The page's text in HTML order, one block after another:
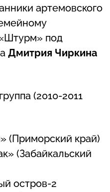
артемовского
под
Дмитрия Чиркина
(2010-2011
(Приморский край)
(Забайкальский
остров-2